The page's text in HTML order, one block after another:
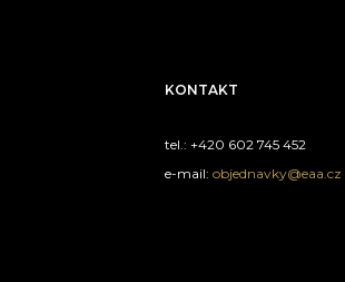
KONTAKT
tel.: +420 602 745 452
e-mail: objednavky@eaa.cz